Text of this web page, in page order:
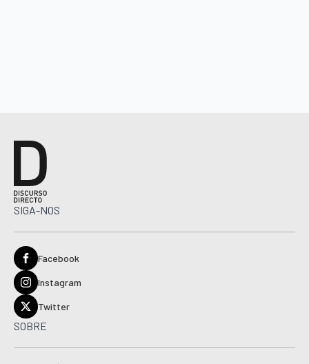
SIGA-NOS
Facebook
Instagram
Twitter
SOBRE